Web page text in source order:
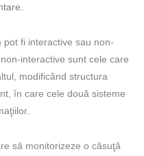
fi interactive sau non-
interactive sunt cele care
modificând structura
în care cele două sisteme
să monitorizeze o căsuţă